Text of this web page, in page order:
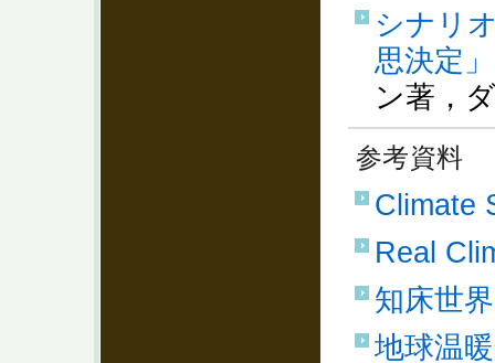
シナリ
思決定」
ン著，
参考資料
Climate
Real
知床世
地球温